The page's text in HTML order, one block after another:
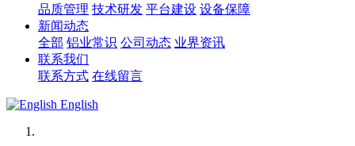
品质管理 技术研发 平台建设 设备保障
新闻动态
全部 铝业常识 公司动态 业界资讯
联系我们
联系方式 在线留言
English